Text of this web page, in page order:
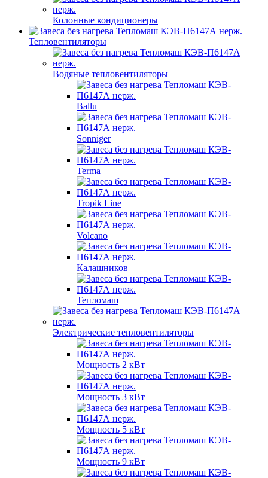
Колонные кондиционеры
Тепловентиляторы
Водяные тепловентиляторы
Ballu
Sonniger
Terma
Tropik Line
Volcano
Калашников
Тепломаш
Электрические тепловентиляторы
Мощность 2 кВт
Мощность 3 кВт
Мощность 5 кВт
Мощность 9 кВт